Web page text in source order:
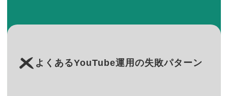
よくあるYouTube運用の失敗パターン